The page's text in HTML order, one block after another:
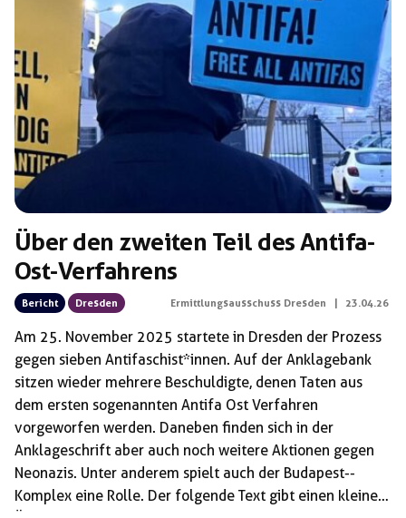
Über den zweiten Teil des Antifa-
Ost-Verfahrens
Bericht Dresden Ermittlungsausschuss Dresden 23.04.26
Am 25. November 2025 startete in Dresden der Prozess
gegen sieben Antifaschist*innen. Auf der Anklagebank
sitzen wieder mehrere Beschuldigte, denen Taten aus
dem ersten sogenannten Antifa Ost Verfahren
vorgeworfen werden. Daneben finden sich in der
Anklageschrift aber auch noch weitere Aktionen gegen
Neonazis. Unter anderem spielt auch der Budapest-­
Komplex eine Rolle. Der folgende Text gibt einen kleinen